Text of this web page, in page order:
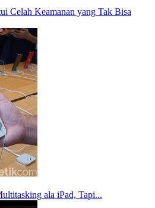
Celah Keamanan yang Tak Bisa
ala iPad, Tapi...